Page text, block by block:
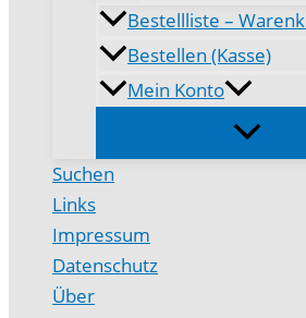
Bestellliste –
Bestellen (Kasse)
Mein Konto
Suchen
Links
Impressum
Datenschutz
Über